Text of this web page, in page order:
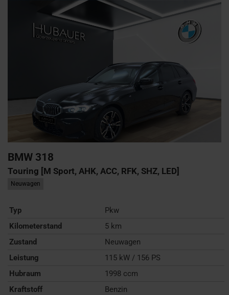
BMW 318
Touring [M Sport, AHK, ACC, RFK, SHZ, LED]
Neuwagen
Typ
Pkw
Kilometerstand
5 km
Zustand
Neuwagen
Leistung
115 kW / 156 PS
Hubraum
1998 ccm
Kraftstoff
Benzin